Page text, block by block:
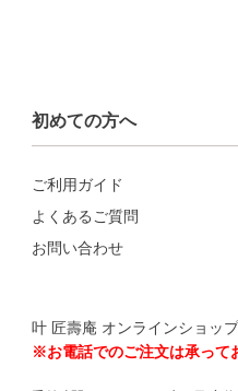
初めての方へ
ご利用ガイド
よくあるご質問
お問い合わせ
叶 匠壽庵 オンラインショップ
※お電話でのご注文は承って